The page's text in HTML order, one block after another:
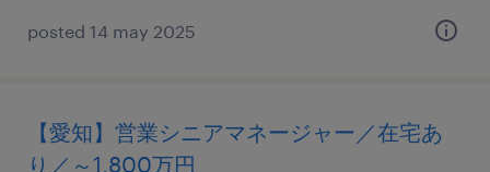
posted 14 may 2025
【愛知】営業シニアマネージャー／在宅あ
り／～1,800万円